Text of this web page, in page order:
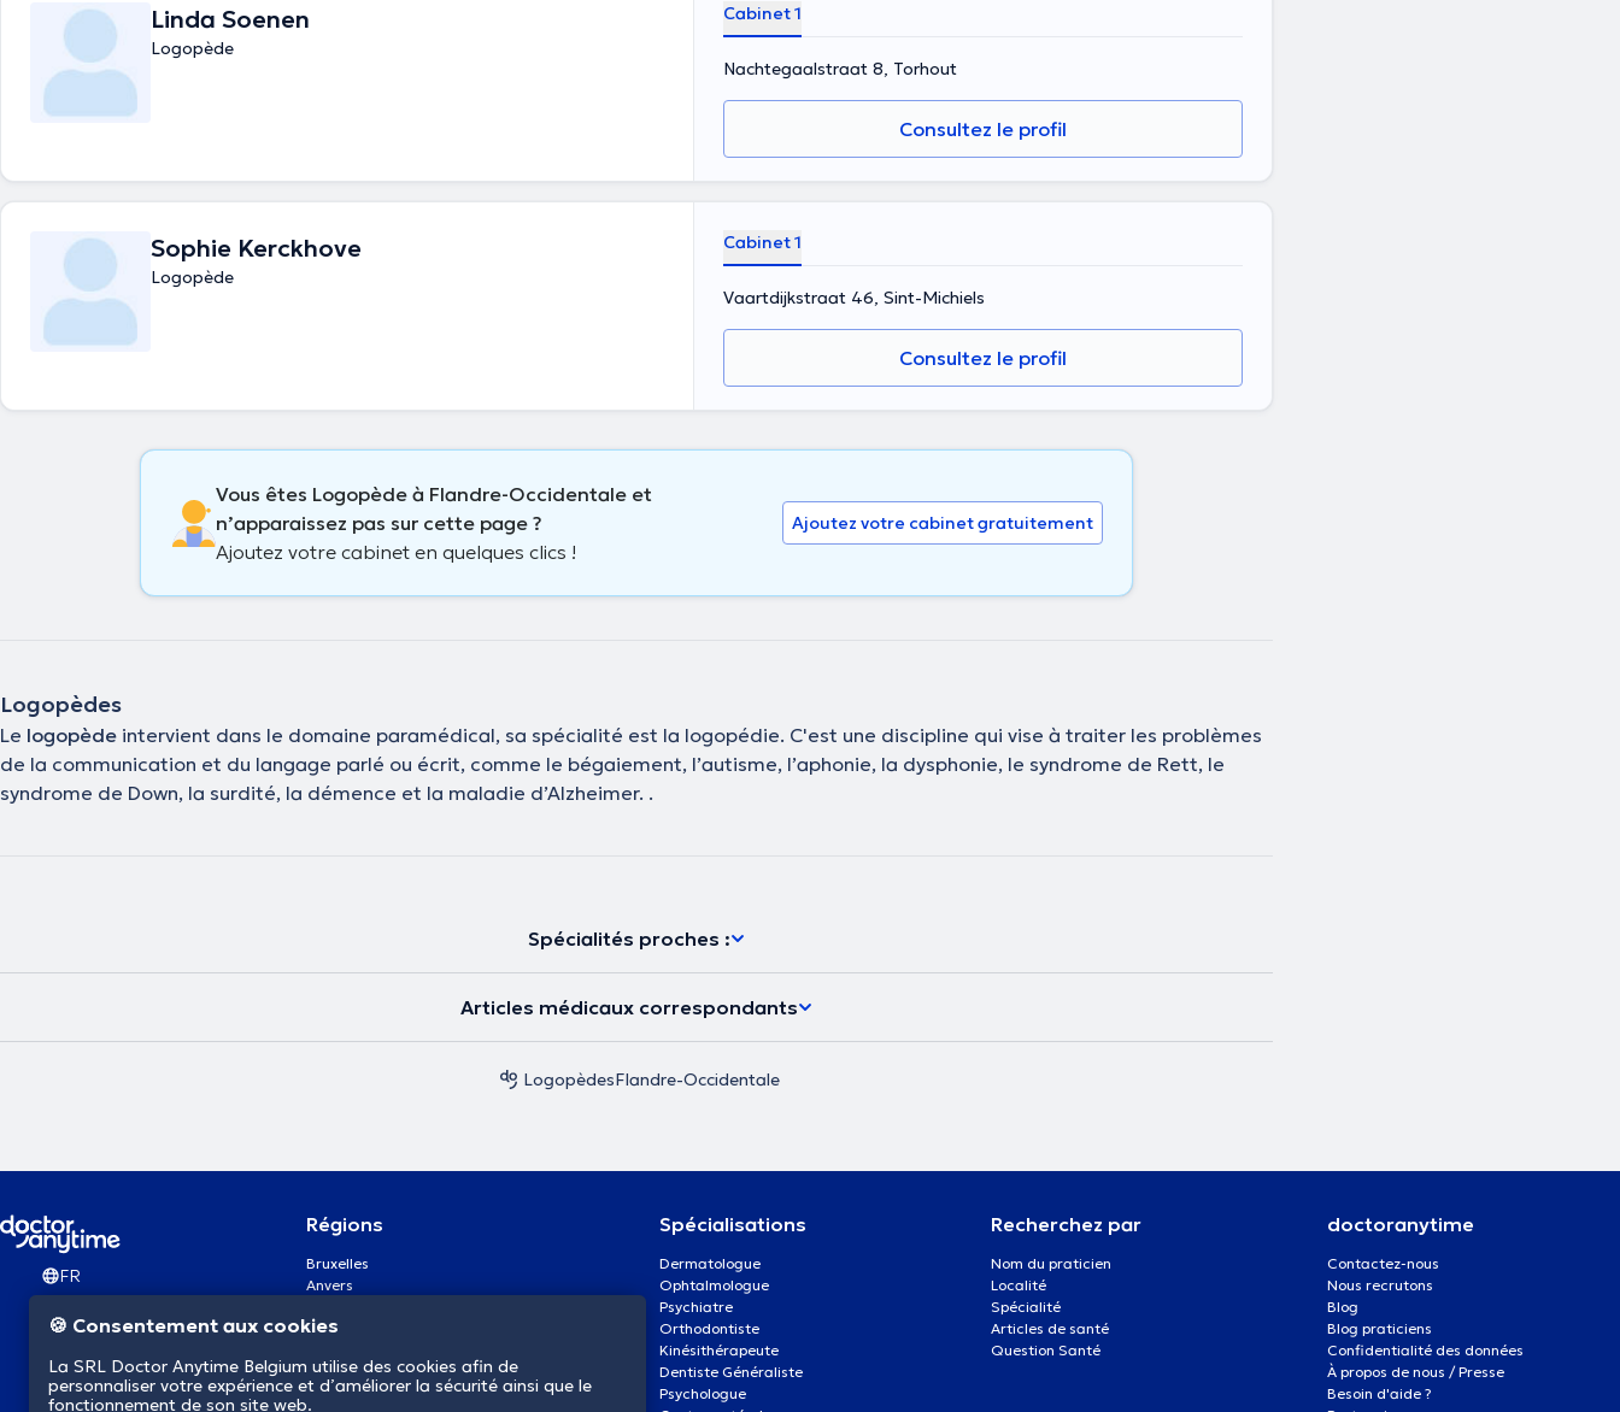
Linda Soenen
Logopède
Cabinet 1
Nachtegaalstraat 8, Torhout
Consultez le profil
Sophie Kerckhove
Logopède
Cabinet 1
Vaartdijkstraat 46, Sint-Michiels
Consultez le profil
Vous êtes Logopède à Flandre-Occidentale et
n’apparaissez pas sur cette page ?
Ajoutez votre cabinet en quelques clics !
Ajoutez votre cabinet gratuitement
Logopèdes
Le logopède intervient dans le domaine paramédical, sa spécialité est la logopédie. C'est une discipline qui vise à traiter les problèmes
de la communication et du langage parlé ou écrit, comme le bégaiement, l’autisme, l’aphonie, la dysphonie, le syndrome de Rett, le
syndrome de Down, la surdité, la démence et la maladie d’Alzheimer. .
Spécialités proches :
Articles médicaux correspondants
LogopèdesFlandre-Occidentale
FR
Régions
Bruxelles
Anvers
Charleroi
Bruges
Namur
Spécialisations
Dermatologue
Ophtalmologue
Psychiatre
Orthodontiste
Kinésithérapeute
Dentiste Généraliste
Psychologue
Recherchez par
Nom du praticien
Localité
Spécialité
Articles de santé
Question Santé
doctoranytime
Contactez-nous
Nous recrutons
Blog
Blog praticiens
Confidentialité des données
À propos de nous / Presse
Besoin d'aide ?
🍪 Consentement aux cookies
La SRL Doctor Anytime Belgium utilise des cookies afin de
personnaliser votre expérience et d’améliorer la sécurité ainsi que le
fonctionnement de son site web.